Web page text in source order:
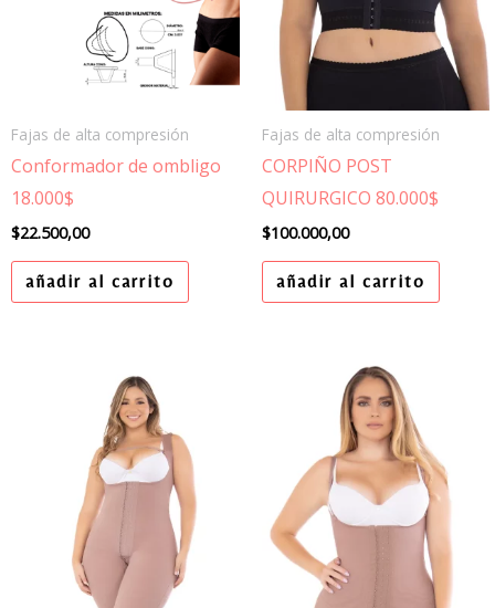
Fajas de alta compresión
Conformador de ombligo
18.000$
$22.500,00
añadir al carrito
Fajas de alta compresión
CORPIÑO POST
QUIRURGICO 80.000$
$100.000,00
añadir al carrito